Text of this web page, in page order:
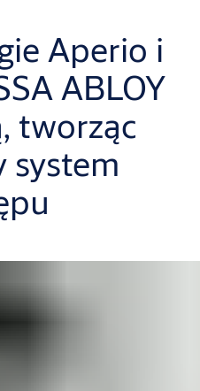
Aperio i
ABLOY
tworząc
system